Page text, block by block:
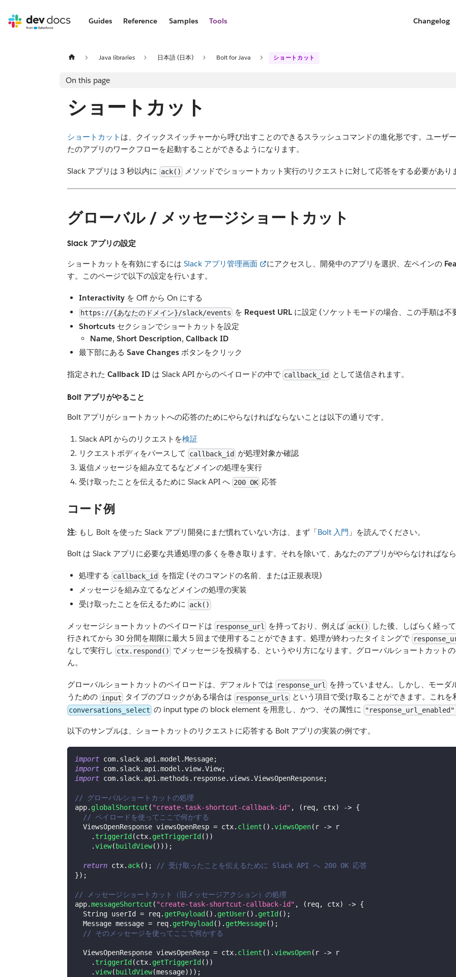
Guides Reference Samples Tools Changelog
Java libraries 日本語 (日本) Bolt for Java ショートカット
On this page
ショートカット
ショートカット は、クイックスイッチャーから呼び出すことのできるスラッシュコマンドの進化形です。ユーザ
たのアプリのワークフローを起動することができるようになります。
Slack アプリは 3 秒以内に ack() メソッドでショッートカット実行のリクエストに対して応答をする必要があり
グローバル / メッセージショートカット
Slack アプリの設定
ショートカットを有効にするには Slack アプリ管理画面 にアクセスし、開発中のアプリを選択、左ペインの
す。このページで以下の設定を行います。
Interactivityを Off から On にする
https://{あなたのドメイン}/slack/events を Request URLに設定 (ソケットモードの場合、この手順は不
Shortcutsセクションでショートカットを設定
Name, Short Description, Callback ID
最下部にある Save Changesボタンをクリック
指定された Callback ID は Slack API からのペイロードの中で callback_id として送信されます。
Bolt アプリがやること
Bolt アプリがショートカットへの応答のためにやらなければならないことは以下の通りです。
Slack API からのリクエストを検証
リクエストボディをパースして
callback_id が処理対象か確認
返信メッセージを組み立てるなどメインの処理を実行
受け取ったことを伝えるために Slack API へ 200 OK応答
コード例
注: もし Bolt を使った Slack アプリ開発にまだ慣れていない方は、まず「Bolt 入門 」を読んでください。
Bolt は Slack アプリに必要な共通処理の多くを巻き取ります。それを除いて、あなたのアプリがやらなければな
処理する callback_id
を指定 (そのコマンドの名前、または正規表現)
メッセージを組み立てるなどメインの処理の実装
受け取ったことを伝えるために ack()
メッセージショートカットのペイロードは response_url を持っており、例えば ack()
した後、しばらく経っ
行されてから 30 分間を期限に最大 5 回まで使用することができます。処理が終わったタイミングで
なしで実行し
ctx.respond() でメッセージを投稿する、というやり方になります。グローバルショートカット
ん。
グローバルショートカットのペイロードは、デフォルトでは response_url
を持っていません。しかし、モー
うための input タイプのブロックがある場合は response_urls という項目で受け取ることができます。これを
conversations_select の input type の block element を用意し、かつ、その属性に
以下のサンプルは、ショートカットのリクエストに応答する Bolt アプリの実装の例です。
import com. slack. api.model .Message;
import com. slack. api.model .view.View;
import com. slack. api.methods . response.views .ViewsOpenResponse;
// グローバルショートカットの処理
app. globalShortcut ( "create-task-shortcut-callback-id" , ( req, ctx) -> {
// ペイロードを使ってここで何かする
ViewsOpenResponse viewsOpenResp = ctx. client ( ) .viewsOpen( r -> r
. triggerId (ctx. getTriggerId ( ) )
.view( buildView( ) ) ) ;
return ctx. ack( ) ;
// 受け取ったことを伝えるために Slack API へ 200 OK 応答
}) ;
// メッセージショートカット（旧メッセージアクション）の処理
app.messageShortcut ( "create-task-shortcut-callback-id" , ( req, ctx) -> {
String userId = req. getPayload ( ) . getUser( ) . getId ( ) ;
Message message = req. getPayload ( ) . getMessage( ) ;
// そのメッセージを使ってここで何かする
ViewsOpenResponse viewsOpenResp = ctx. client ( ) .viewsOpen( r -> r
. triggerId (ctx. getTriggerId ( ) )
.view( buildView(message) ) ) ;